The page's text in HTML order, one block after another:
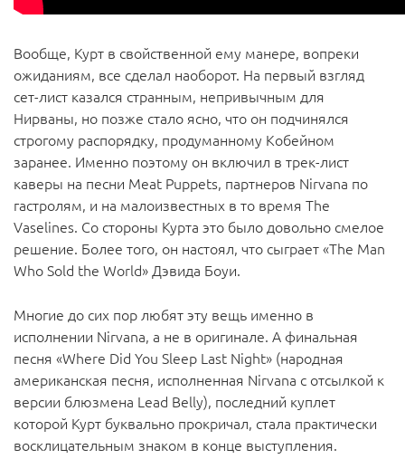
Вообще, Курт в свойственной ему манере, вопреки
ожиданиям, все сделал наоборот. На первый взгляд
сет-лист казался странным, непривычным для
Нирваны, но позже стало ясно, что он подчинялся
строгому распорядку, продуманному Кобейном
заранее. Именно поэтому он включил в трек-лист
каверы на песни Meat Puppets, партнеров Nirvana по
гастролям, и на малоизвестных в то время The
Vaselines. Со стороны Курта это было довольно смелое
решение. Более того, он настоял, что сыграет «The Man
Who Sold the World» Дэвида Боуи.
Многие до сих пор любят эту вещь именно в
исполнении Nirvana, а не в оригинале. А финальная
песня «Where Did You Sleep Last Night» (народная
американская песня, исполненная Nirvana с отсылкой к
версии блюзмена Lead Belly), последний куплет
которой Курт буквально прокричал, стала практически
восклицательным знаком в конце выступления.